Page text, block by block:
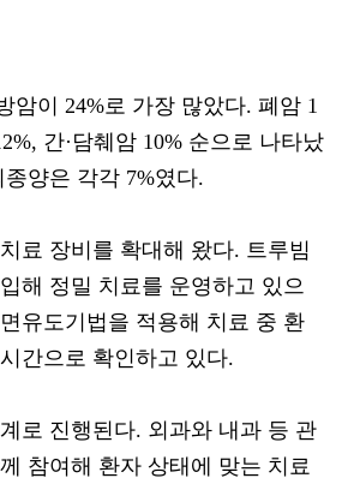
암이 24%로 가장 많았다. 폐암 1
간·담췌암 10% 순으로 나타났
양은 각각 7%였다.
료 장비를 확대해 왔다. 트루빔
해 정밀 치료를 운영하고 있으
유도기법을 적용해 치료 중 환
간으로 확인하고 있다.
로 진행된다. 외과와 내과 등 관
참여해 환자 상태에 맞는 치료